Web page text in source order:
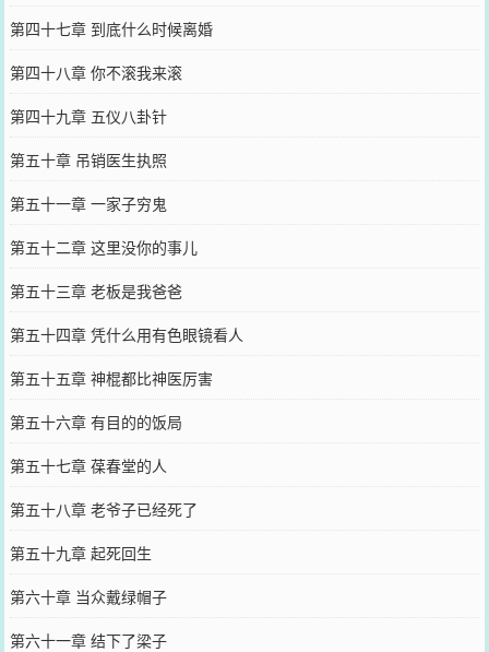
第四十七章 到底什么时候离婚
第四十八章 你不滚我来滚
第四十九章 五仪八卦针
第五十章 吊销医生执照
第五十一章 一家子穷鬼
第五十二章 这里没你的事儿
第五十三章 老板是我爸爸
第五十四章 凭什么用有色眼镜看人
第五十五章 神棍都比神医厉害
第五十六章 有目的的饭局
第五十七章 葆春堂的人
第五十八章 老爷子已经死了
第五十九章 起死回生
第六十章 当众戴绿帽子
第六十一章 结下了梁子